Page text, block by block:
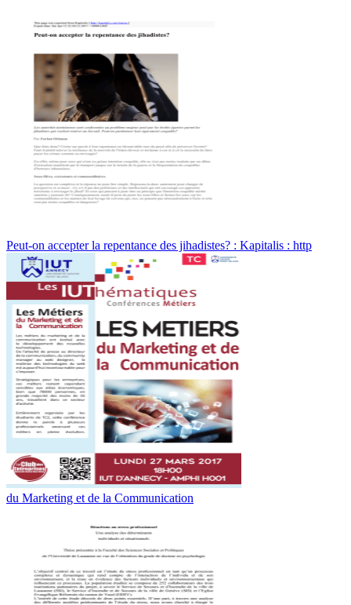
Peut-on accepter la repentance des jihadistes? : Kapitalis : http
du Marketing et de la Communication